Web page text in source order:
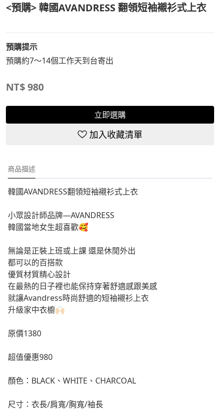
<預購> 韓國AVANDRESS 翻領短袖襯衫式上衣
預購提示
預購約7～14個工作天到台寄出
NT$980
立即選購
加入收藏清單
商品描述
韓國AVANDRESS翻領短袖襯衫式上衣
小眾設計師品牌—AVANDRESS
韓國當地女生超喜歡🥰
無論是正裝上班或上課 還是休閒外出
都可以的百搭款
優質材質精心設計
在最熱的日子裡也能保持穿著舒適感跟美感
就讓Avandress時尚舒適的短袖襯衫上衣
升級家中衣櫥🙌🏻
原價1380
超值優惠980
顏色：BLACK、WHITE、CHARCOAL
尺寸：衣長/肩寬/胸寬/袖長